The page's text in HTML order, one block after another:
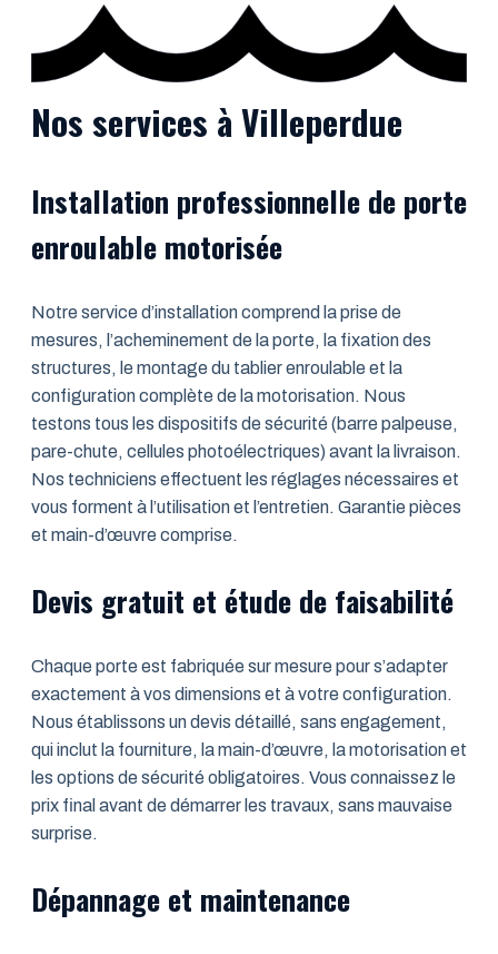
Nos services à Villeperdue
Installation professionnelle de porte
enroulable motorisée
Notre service d’installation comprend la prise de
mesures, l’acheminement de la porte, la fixation des
structures, le montage du tablier enroulable et la
configuration complète de la motorisation. Nous
testons tous les dispositifs de sécurité (barre palpeuse,
pare-chute, cellules photoélectriques) avant la livraison.
Nos techniciens effectuent les réglages nécessaires et
vous forment à l’utilisation et l’entretien. Garantie pièces
et main-d’œuvre comprise.
Devis gratuit et étude de faisabilité
Chaque porte est fabriquée sur mesure pour s’adapter
exactement à vos dimensions et à votre configuration.
Nous établissons un devis détaillé, sans engagement,
qui inclut la fourniture, la main-d’œuvre, la motorisation et
les options de sécurité obligatoires. Vous connaissez le
prix final avant de démarrer les travaux, sans mauvaise
surprise.
Dépannage et maintenance